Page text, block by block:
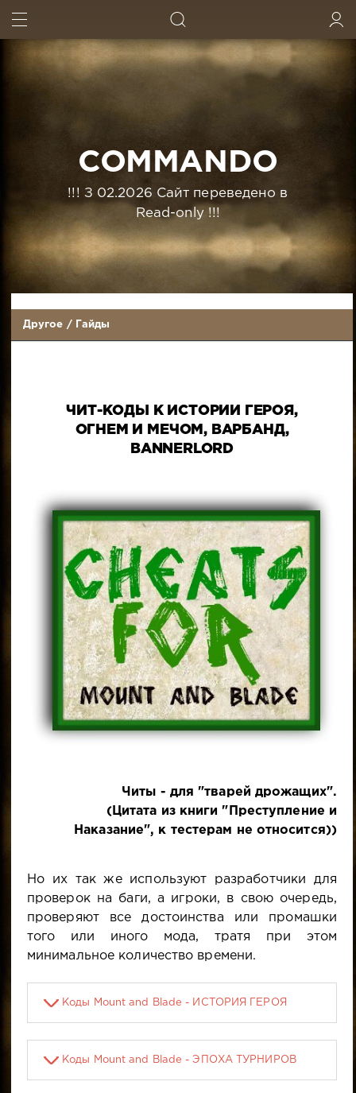
COMMANDO
!!! З 02.2026 Сайт переведено в
Read-only !!!
Другое / Гайды
ЧИТ-КОДЫ К ИСТОРИИ ГЕРОЯ,
ОГНЕМ И МЕЧОМ, ВАРБАНД,
BANNERLORD
Читы - для "тварей дрожащих".
(Цитата из книги "Преступление и
Наказание", к тестерам не относится))
Но их так же используют разработчики для
проверок на баги, а игроки, в свою очередь,
проверяют все достоинства или промашки
того или иного мода, тратя при этом
минимальное количество времени.
Коды Mount and Blade - ИСТОРИЯ ГЕРОЯ
Коды Mount and Blade - ЭПОХА ТУРНИРОВ